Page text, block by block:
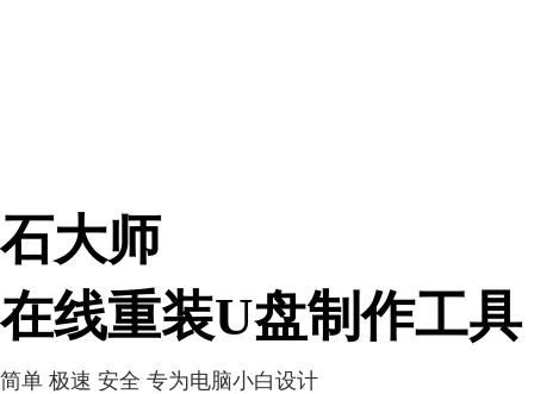
石大师
在线重装U盘制作工具
简单 极速 安全 专为电脑小白设计